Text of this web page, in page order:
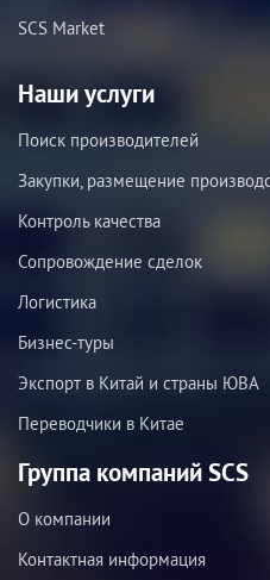
SCS Market
Наши услуги
Поиск производителей
Закупки, размещение
Контроль качества
Сопровождение сделок
Логистика
Бизнес-туры
Экспорт в Китай и страны ЮВА
Переводчики в Китае
Группа компаний SCS
О компании
Контактная информация